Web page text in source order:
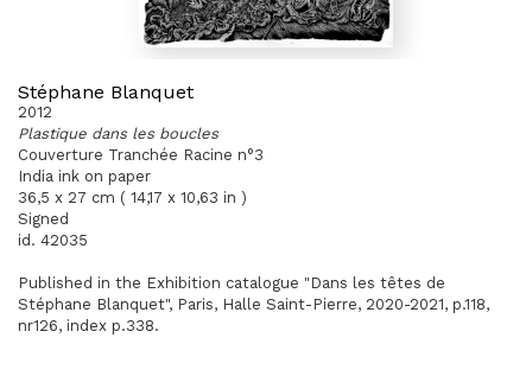
Stéphane Blanquet
2012
Plastique dans les boucles
Couverture Tranchée Racine n°3
India ink on paper
36,5 x 27 cm ( 14,17 x 10,63 in )
Signed
id. 42035
Published in the Exhibition catalogue "Dans les têtes de
Stéphane Blanquet", Paris, Halle Saint-Pierre, 2020-2021, p.118,
nr126, index p.338.